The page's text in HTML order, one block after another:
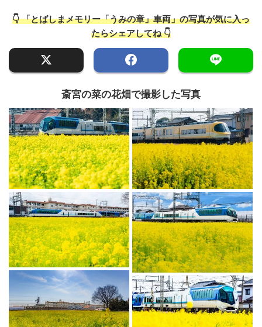
👇 「とばしまメモリー「うみの章」車両」の写真が気に入っ
たらシェアしてね 👇
斎宮の菜の花畑で撮影した写真